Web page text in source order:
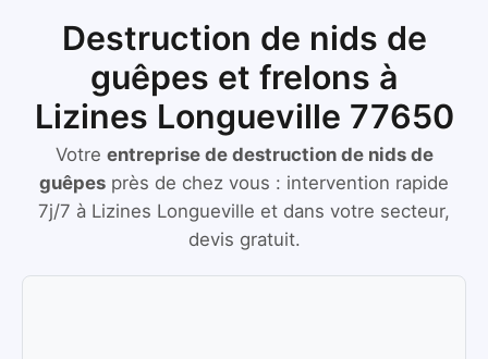
Destruction de nids de
guêpes et frelons à
Lizines Longueville 77650
Votre entreprise de destruction de nids de
guêpes près de chez vous : intervention rapide
7j/7 à Lizines Longueville et dans votre secteur,
devis gratuit.